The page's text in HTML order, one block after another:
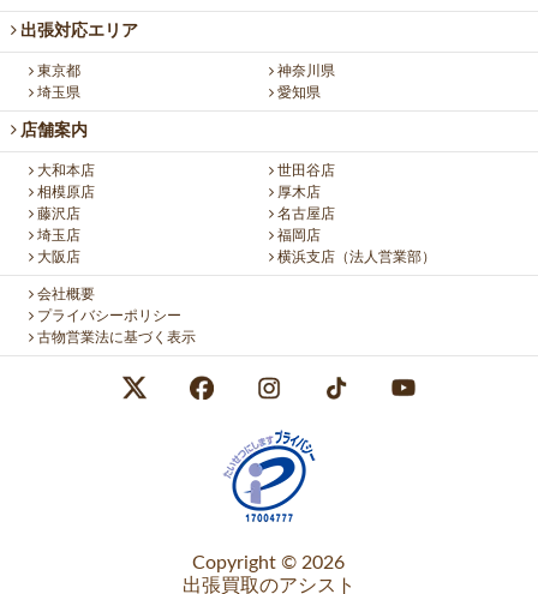
出張対応エリア
東京都
神奈川県
埼玉県
愛知県
店舗案内
大和本店
世田谷店
相模原店
厚木店
藤沢店
名古屋店
埼玉店
福岡店
大阪店
横浜支店（法人営業部）
会社概要
プライバシーポリシー
古物営業法に基づく表示
Copyright © 2026
出張買取のアシスト